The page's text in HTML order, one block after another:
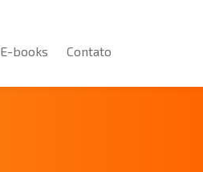
E-books Contato